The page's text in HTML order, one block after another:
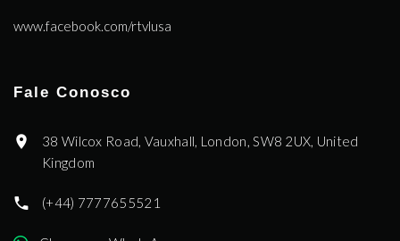
www.facebook.com/rtvlusa
Fale Conosco
38 Wilcox Road, Vauxhall, London, SW8 2UX, United
Kingdom
(+44) 7777655521